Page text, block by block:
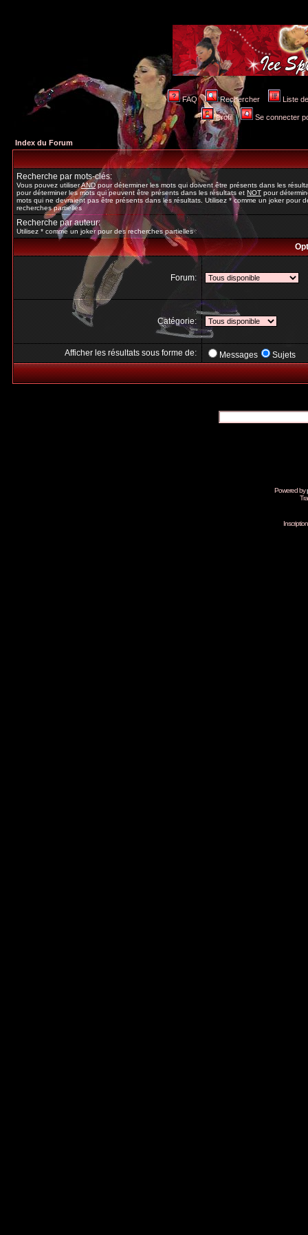
FAQ Rechercher Liste
Profil Se connecter
Index du Forum
Recherche par mots-clés:
Vous pouvez utiliserANDpour déterminer les mots qui doivent être présents dans les
pour déterminer les mots qui peuvent être présents dans les résultats etNOTpour
mots qui ne devraient pas être présents dans les résultats. Utilisez * comme un joker pour
recherches partielles
Recherche par auteur:
Utilisez * comme un joker pour des recherches partielles
Forum:
Catégorie:
Afficher les résultats sous forme de: Messages Sujets
Powered by